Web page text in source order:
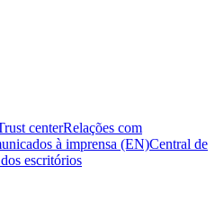
centerRelações com
à imprensa (EN)Central de
escritórios